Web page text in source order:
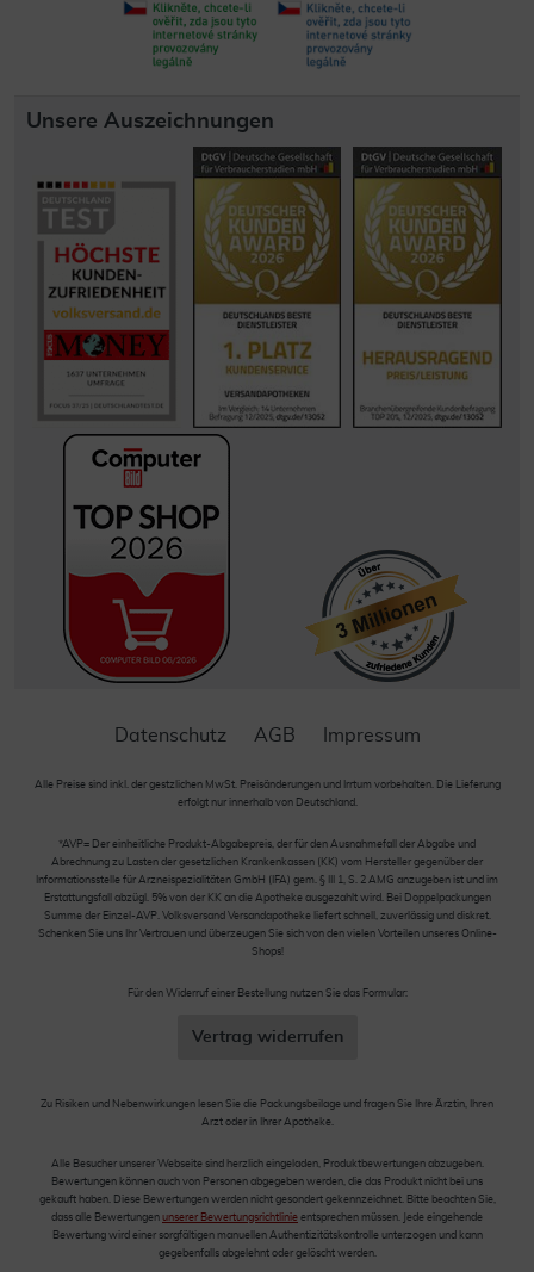
Unsere Auszeichnungen
Datenschutz AGB Impressum
Alle Preise sind inkl. der gestzlichen MwSt. Preisänderungen und Irrtum vorbehalten. Die Lieferung
erfolgt nur innerhalb von Deutschland.
*AVP= Der einheitliche Produkt-Abgabepreis, der für den Ausnahmefall der Abgabe und
Abrechnung zu Lasten der gesetzlichen Krankenkassen (KK) vom Hersteller gegenüber der
Informationsstelle für Arzneispezialitäten GmbH (IFA) gem. § III 1, S. 2 AMG anzugeben ist und im
Erstattungsfall abzügl. 5% von der KK an die Apotheke ausgezahlt wird. Bei Doppelpackungen
Summe der Einzel-AVP. Volksversand Versandapotheke liefert schnell, zuverlässig und diskret.
Schenken Sie uns Ihr Vertrauen und überzeugen Sie sich von den vielen Vorteilen unseres Online-
Shops!
Für den Widerruf einer Bestellung nutzen Sie das Formular:
Vertrag widerrufen
Zu Risiken und Nebenwirkungen lesen Sie die Packungsbeilage und fragen Sie Ihre Ärztin, Ihren
Arzt oder in Ihrer Apotheke.
Alle Besucher unserer Webseite sind herzlich eingeladen, Produktbewertungen abzugeben.
Bewertungen können auch von Personen abgegeben werden, die das Produkt nicht bei uns
gekauft haben. Diese Bewertungen werden nicht gesondert gekennzeichnet. Bitte beachten Sie,
dass alle Bewertungen unserer Bewertungsrichtlinie entsprechen müssen. Jede eingehende
Bewertung wird einer sorgfältigen manuellen Authentizitätskontrolle unterzogen und kann
gegebenfalls abgelehnt oder gelöscht werden.